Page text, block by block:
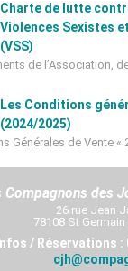
Charte de lutte
Violences Sexistes
(VSS)
de l’Association,
Les Conditions
(2024/2025)
Générales de Vente «
Compagnons des
26 rue Jean
78108 St
Infos / Réservations :